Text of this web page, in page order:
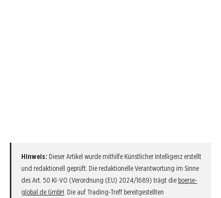
Hinweis: Dieser Artikel wurde mithilfe Künstlicher Intelligenz erstellt
und redaktionell geprüft. Die redaktionelle Verantwortung im Sinne
des Art. 50 KI-VO (Verordnung (EU) 2024/1689) trägt die boerse-
global.de GmbH . Die auf Trading-Treff bereitgestellten